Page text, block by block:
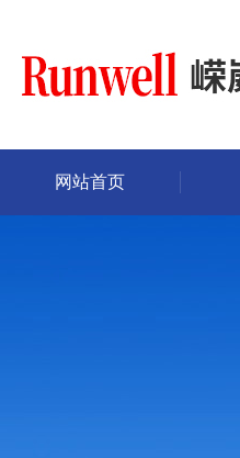
网站首页